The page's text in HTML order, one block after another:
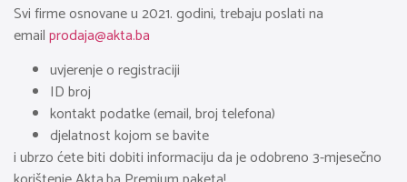
Svi firme osnovane u 2021. godini, trebaju poslati na
emailprodaja@akta.ba
uvjerenje o registraciji
ID broj
kontakt podatke (email, broj telefona)
djelatnost kojom se bavite
i ubrzo ćete biti dobiti informaciju da je odobreno 3-mjesečno